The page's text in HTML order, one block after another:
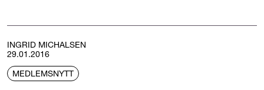
INGRID MICHALSEN
29.01.2016
MEDLEMSNYTT